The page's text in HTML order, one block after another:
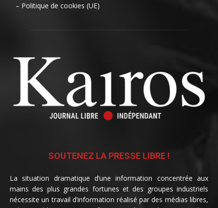
– Politique de cookies (UE)
SOUTENEZ LA PRESSE LIBRE !
La situation dramatique d’une information concentrée aux
mains des plus grandes fortunes et des groupes industriels
nécessite un travail d’information réalisé par des médias libres,